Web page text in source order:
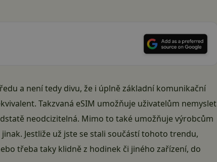
a není tedy divu, že i úplně základní komunikační
Takzvaná eSIM umožňuje uživatelům nemyslet
neodcizitelná. Mimo to také umožňuje výrobcům
Jestliže už jste se stali součástí tohoto trendu,
třeba taky klidně z hodinek či jiného zařízení, do